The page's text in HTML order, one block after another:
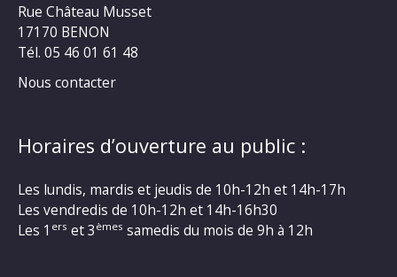
Rue Château Musset
17170 BENON
Tél. 05 46 01 61 48
Nous contacter
Horaires d’ouverture au public :
Les lundis, mardis et jeudis de 10h-12h et 14h-17h
Les vendredis de 10h-12h et 14h-16h30
Les 1 ers et 3 èmes samedis du mois de 9h à 12h